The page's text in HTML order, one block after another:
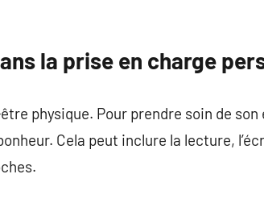
la prise en charge
physique. Pour prendre soin de
Cela peut inclure la lecture,